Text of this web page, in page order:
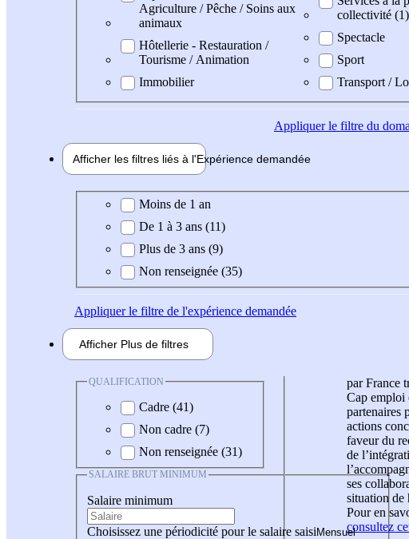
Agriculture / Pêche / Soins aux
animaux
Hôtellerie - Restauration /
Tourisme / Animation
Immobilier
collectivité (1)
Spectacle
Sport
Transport /
Appliquerle filtre du
Afficher les filtres liés à l'Expérience demandée
Expérience demandée
Moins de 1 an
De 1 à 3 ans (11)
Plus de 3 ans (9)
Non renseignée (35)
Appliquerle filtre de l'expérience demandée
Afficher Plus de filtres
QUALIFICATION
Cadre (41)
Non cadre (7)
Non renseignée (31)
SALAIRE BRUT MINIMUM
Salaire minimum
Choisissez une périodicité pour le salaire saisi
par France
Cap emploi
partenaires
actions
faveur du
de
ses
situation de
Pour en
consultez